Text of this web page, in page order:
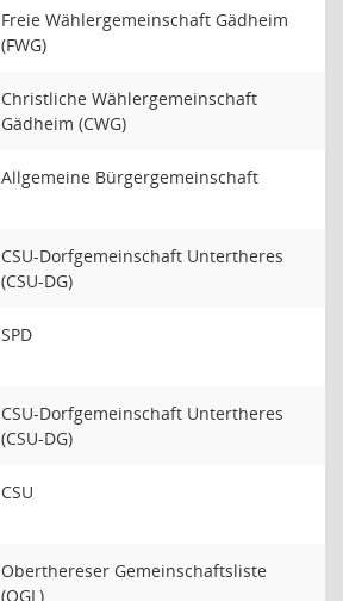
Freie Wählergemeinschaft Gädheim
(FWG)
Christliche Wählergemeinschaft
Gädheim (CWG)
Allgemeine Bürgergemeinschaft
CSU-Dorfgemeinschaft Untertheres
(CSU-DG)
SPD
CSU-Dorfgemeinschaft Untertheres
(CSU-DG)
CSU
Oberthereser Gemeinschaftsliste
(OGL)